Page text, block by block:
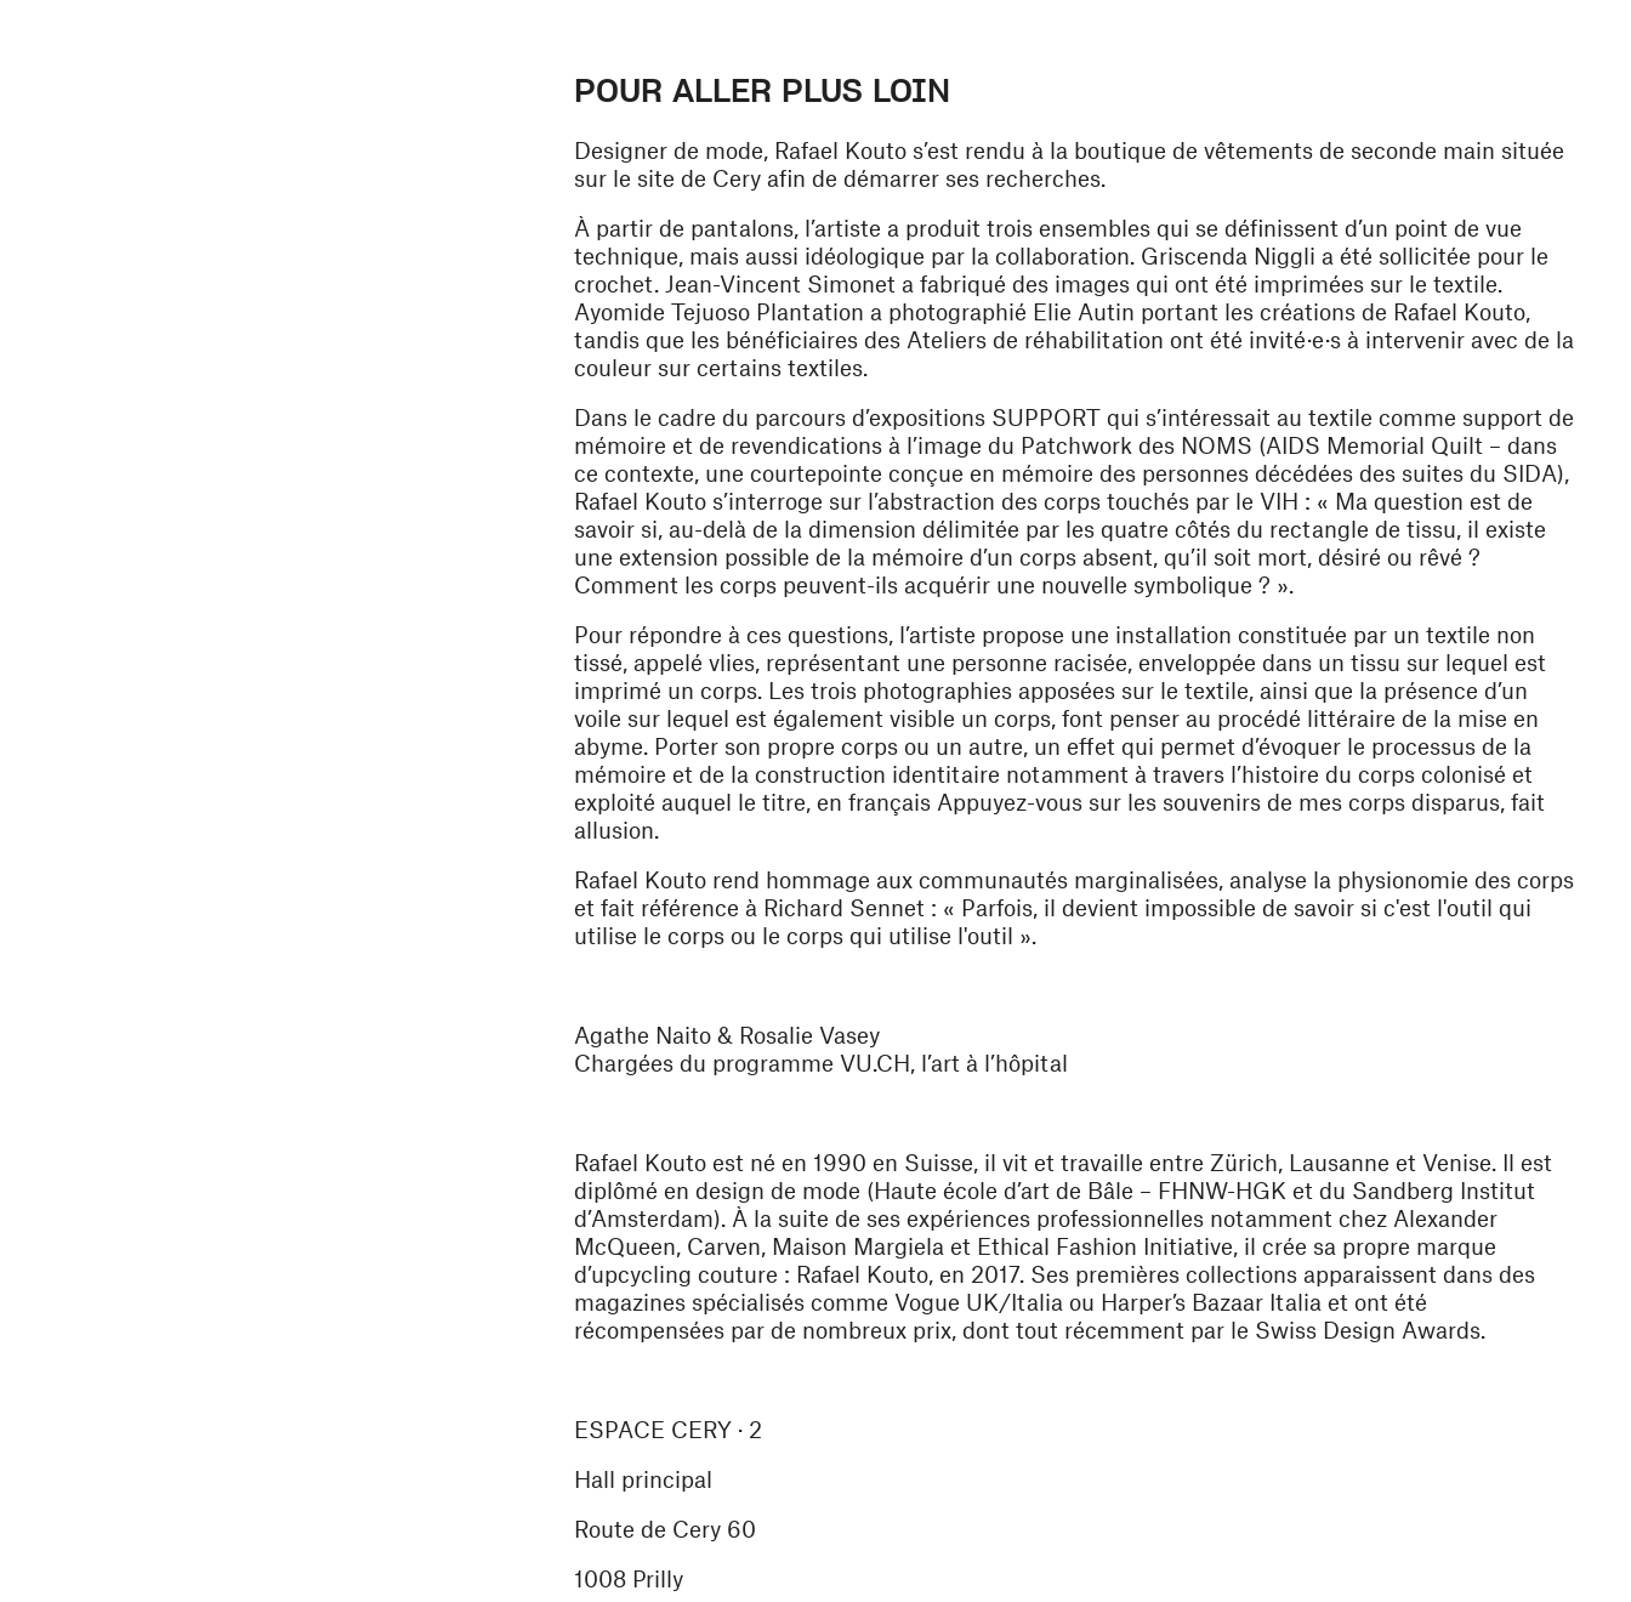
POUR ALLER PLUS LOIN
Designer de mode, Rafael Kouto s’est rendu à la boutique de vêtements de seconde main située
sur le site de Cery afin de démarrer ses recherches.
À partir de pantalons, l’artiste a produit trois ensembles qui se définissent d’un point de vue
technique, mais aussi idéologique par la collaboration. Griscenda Niggli a été sollicitée pour le
crochet. Jean-Vincent Simonet a fabriqué des images qui ont été imprimées sur le textile.
Ayomide Tejuoso Plantation a photographié Elie Autin portant les créations de Rafael Kouto,
tandis que les bénéficiaires des Ateliers de réhabilitation ont été invité·e·s à intervenir avec de la
couleur sur certains textiles.
Dans le cadre du parcours d’expositions SUPPORT qui s’intéressait au textile comme support de
mémoire et de revendications à l’image du Patchwork des NOMS (AIDS Memorial Quilt – dans
ce contexte, une courtepointe conçue en mémoire des personnes décédées des suites du SIDA),
Rafael Kouto s’interroge sur l’abstraction des corps touchés par le VIH : « Ma question est de
savoir si, au-delà de la dimension délimitée par les quatre côtés du rectangle de tissu, il existe
une extension possible de la mémoire d’un corps absent, qu’il soit mort, désiré ou rêvé ?
Comment les corps peuvent-ils acquérir une nouvelle symbolique ? ».
Pour répondre à ces questions, l’artiste propose une installation constituée par un textile non
tissé, appelé vlies, représentant une personne racisée, enveloppée dans un tissu sur lequel est
imprimé un corps. Les trois photographies apposées sur le textile, ainsi que la présence d’un
voile sur lequel est également visible un corps, font penser au procédé littéraire de la mise en
abyme. Porter son propre corps ou un autre, un effet qui permet d’évoquer le processus de la
mémoire et de la construction identitaire notamment à travers l’histoire du corps colonisé et
exploité auquel le titre, en français Appuyez-vous sur les souvenirs de mes corps disparus, fait
allusion.
Rafael Kouto rend hommage aux communautés marginalisées, analyse la physionomie des corps
et fait référence à Richard Sennet : « Parfois, il devient impossible de savoir si c'est l'outil qui
utilise le corps ou le corps qui utilise l'outil ».
Agathe Naito & Rosalie Vasey
Chargées du programme VU.CH, l’art à l’hôpital
Rafael Kouto est né en 1990 en Suisse, il vit et travaille entre Zürich, Lausanne et Venise. Il est
diplômé en design de mode (Haute école d’art de Bâle – FHNW-HGK et du Sandberg Institut
d’Amsterdam). À la suite de ses expériences professionnelles notamment chez Alexander
McQueen, Carven, Maison Margiela et Ethical Fashion Initiative, il crée sa propre marque
d’upcycling couture : Rafael Kouto, en 2017. Ses premières collections apparaissent dans des
magazines spécialisés comme Vogue UK/Italia ou Harper’s Bazaar Italia et ont été
récompensées par de nombreux prix, dont tout récemment par le Swiss Design Awards.
ESPACE CERY · 2
Hall principal
Route de Cery 60
1008 Prilly